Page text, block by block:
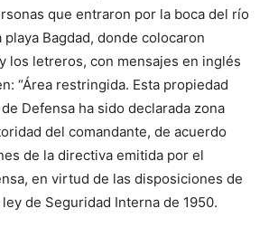
que entraron por la boca del río
playa Bagdad, donde colocaron
los letreros, con mensajes en inglés
“Área restringida. Esta propiedad
Defensa ha sido declarada zona
del comandante, de acuerdo
de la directiva emitida por el
en virtud de las disposiciones de
de Seguridad Interna de 1950.